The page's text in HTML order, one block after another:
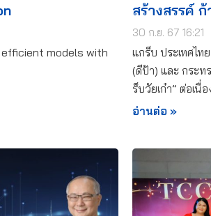
efficient models with
สร้างสรรค์
30 ก.ย. 67 16:21
แกร็บ ประเทศไ
(ดีป้า) และ กระท
ร็บวัยเก๋า” ต่อเนื่
อ่านต่อ »